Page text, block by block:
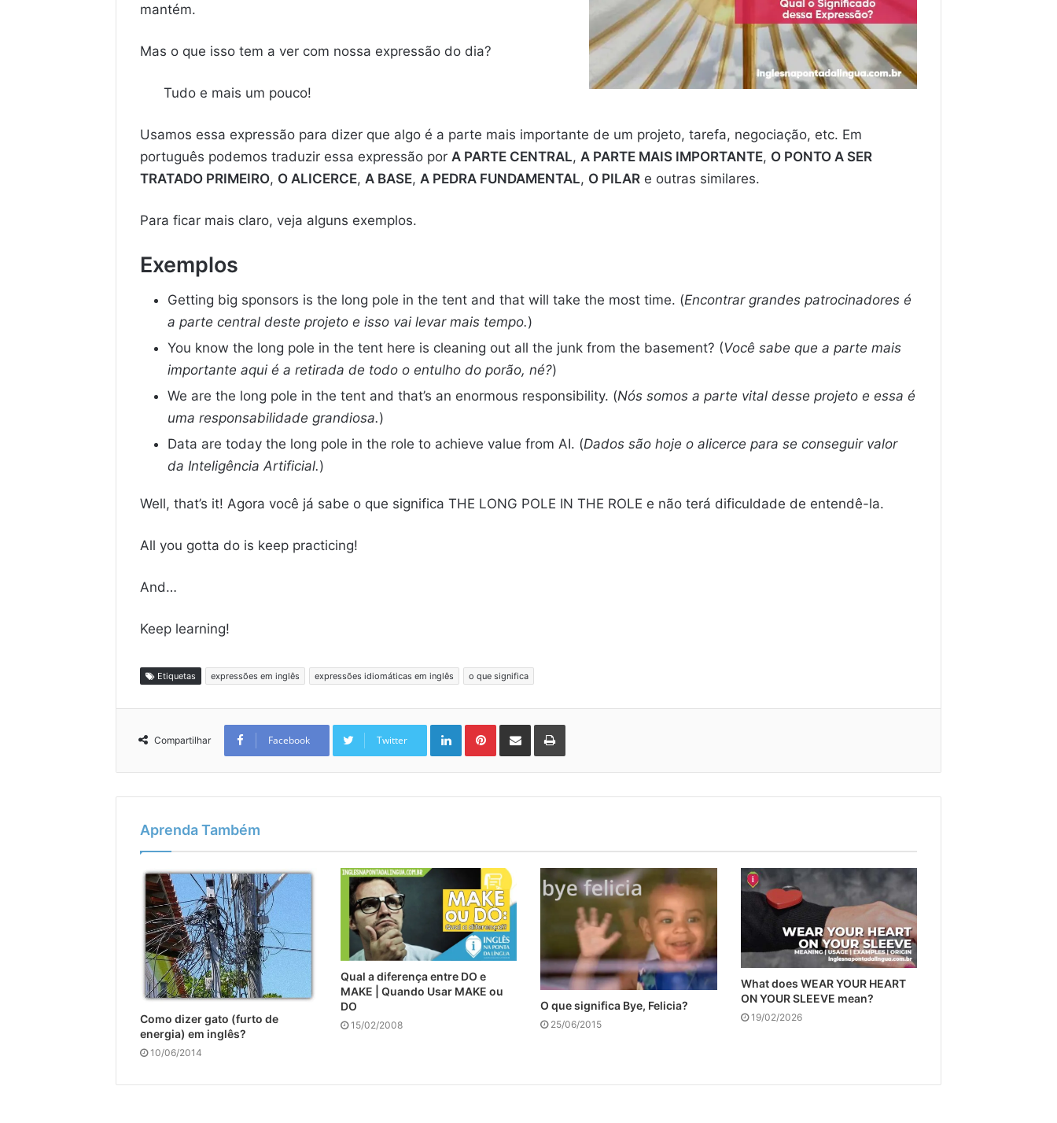
mantém.
Mas o que isso tem a ver com nossa expressão do dia?
Tudo e mais um pouco!
Usamos essa expressão para dizer que algo é a parte mais importante de um projeto, tarefa, negociação, etc. Em
português podemos traduzir essa expressão por A PARTE CENTRAL, A PARTE MAIS IMPORTANTE, O PONTO A SER
TRATADO PRIMEIRO, O ALICERCE, A BASE, A PEDRA FUNDAMENTAL, O PILAR e outras similares.
Para ficar mais claro, veja alguns exemplos.
Exemplos
Getting big sponsors is the long pole in the tent and that will take the most time. (Encontrar grandes patrocinadores é
a parte central deste projeto e isso vai levar mais tempo.)
You know the long pole in the tent here is cleaning out all the junk from the basement? (Você sabe que a parte mais
importante aqui é a retirada de todo o entulho do porão, né?)
We are the long pole in the tent and that’s an enormous responsibility. (Nós somos a parte vital desse projeto e essa é
uma responsabilidade grandiosa.)
Data are today the long pole in the role to achieve value from AI. (Dados são hoje o alicerce para se conseguir valor
da Inteligência Artificial.)
Well, that’s it! Agora você já sabe o que significa THE LONG POLE IN THE ROLE e não terá dificuldade de entendê-la.
All you gotta do is keep practicing!
And…
Keep learning!
Etiquetas expressões em inglês expressões idiomáticas em inglês o que significa
Compartilhar Facebook Twitter
LinkedinPinterest
Compartilhar via e-mail Imprimir
Aprenda Também
Como dizer gato (furto de
energia) em inglês?
10/06/2014
Qual a diferença entre DO e
MAKE | Quando Usar MAKE ou
DO
15/02/2008
O que significa Bye, Felicia?
25/06/2015
What does WEAR YOUR HEART
ON YOUR SLEEVE mean?
19/02/2026